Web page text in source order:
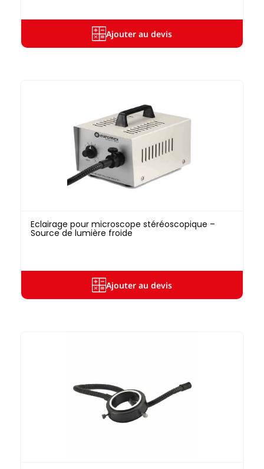
Ajouter au devis
Eclairage pour microscope stéréoscopique –
Source de lumière froide
Ajouter au devis